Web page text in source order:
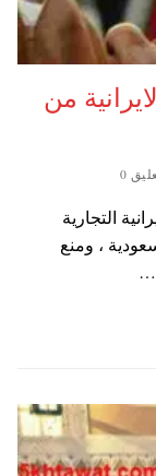
من
0
التجارية
، ومنع